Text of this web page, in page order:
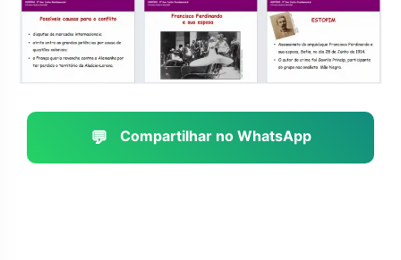
💬 Compartilhar no WhatsApp